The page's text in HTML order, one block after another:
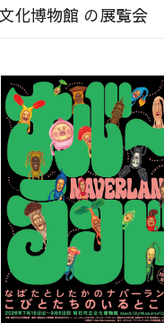
化博物館 の展覧会